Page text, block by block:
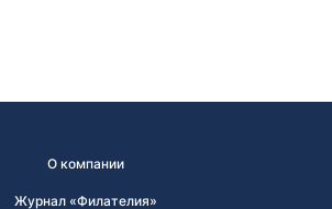
О компании
Журнал «Филателия»